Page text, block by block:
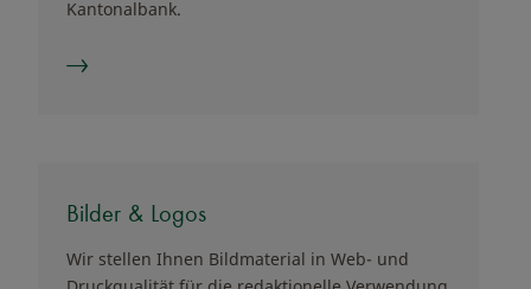
Kantonalbank.
Bilder & Logos
Wir stellen Ihnen Bildmaterial in Web- und